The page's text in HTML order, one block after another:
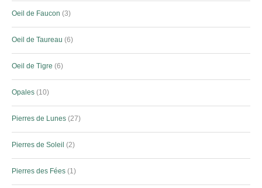
Oeil de Faucon 3
Oeil de Taureau 6
Oeil de Tigre 6
Opales 10
Pierres de Lunes 27
Pierres de Soleil 2
Pierres des Fées 1